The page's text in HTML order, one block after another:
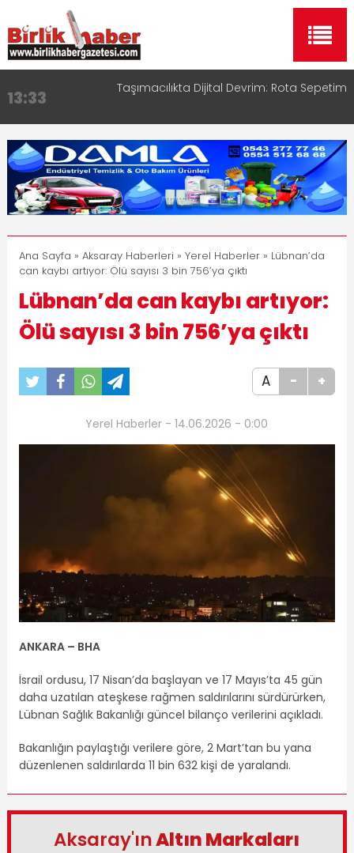
13:33 Taşımacılıkta Dijital Devrim: Rota Sepetim
17:15
Aksaray OSB Bölge Müdürü Makam Koltuğunu
Çocuklara Bıraktı
16:00
Aksaray Esnaf Rehberi ile Google ve Yapay Zeka
Aramalarında Öne Çıkın
8:23 Aksaray Esnaf Rehberi Hizmete Girdi
11:30
Birlikhaber.com Yayın Hayatına Başladı | Hızlı ve
Akıllı Haber Platformu
Ana Sayfa » Aksaray Haberleri » Yerel Haberler» Lübnan’da
can kaybı artıyor: Ölü sayısı 3 bin 756’ya çıktı
Lübnan’da can kaybı artıyor:
Ölü sayısı 3 bin 756’ya çıktı
A - +
Yerel Haberler - 14.06.2026 - 0:00
ANKARA – BHA
İsrail ordusu, 17 Nisan’da başlayan ve 17 Mayıs’ta 45 gün
daha uzatılan ateşkese rağmen saldırılarını sürdürürken,
Lübnan Sağlık Bakanlığı güncel bilanço verilerini açıkladı.
Bakanlığın paylaştığı verilere göre, 2 Mart’tan bu yana
düzenlenen saldırılarda 11 bin 632 kişi de yaralandı.
Aksaray'ınAltın Markaları